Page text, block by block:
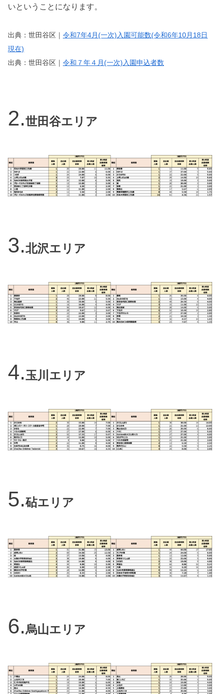
いということになります。
出典：世田谷区｜ 令和7年4月(一次)入園可能数(令和6年10月18日
現在)
出典：世田谷区｜ 令和７年４月(一次)入園申込者数
世田谷エリア
北沢エリア
玉川エリア
砧エリア
烏山エリア